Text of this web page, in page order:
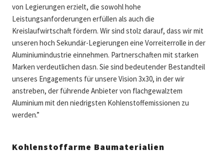
von Legierungen erzielt, die sowohl hohe
Leistungsanforderungen erfüllen als auch die
Kreislaufwirtschaft fördern. Wir sind stolz darauf, dass wir mit
unseren hoch Sekundär-Legierungen eine Vorreiterrolle in der
Aluminiumindustrie einnehmen. Partnerschaften mit starken
Marken verdeutlichen dasn. Sie sind bedeutender Bestandteil
unseres Engagements für unsere Vision 3x30, in der wir
anstreben, der führende Anbieter von flachgewalztem
Aluminium mit den niedrigsten Kohlenstoffemissionen zu
werden.”
Kohlenstoffarme Baumaterialien